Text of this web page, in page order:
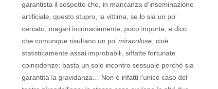
garantista il sospetto che, in mancanza d’inseminazione
artificiale, questo stupro, la vittima, se lo sia un po’
cercato, magari inconsciamente, poco importa, e dico
che comunque risultano un po’miracolose, cioè
statisticamente assai improbabili, siffatte fortunate
coincidenze: basta un solo incontro sessuale perché sia
garantita la gravidanza… Non è infatti l’unico caso del